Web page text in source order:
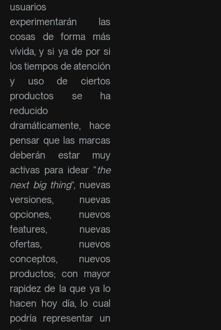
usuarios
experimentarán las
cosas de forma más
vívida, y si ya de por si
los tiempos de atención
y uso de ciertos
productos se ha
reducido
dramáticamente, hace
pensar que las marcas
deberán estar muy
activas para idear “the
next big thing”, nuevas
versiones, nuevas
opciones, nuevos
features, nuevas
ofertas, nuevos
conceptos, nuevos
productos; con mayor
rapidez de la que ya lo
hacen hoy día, lo cual
podría representar un